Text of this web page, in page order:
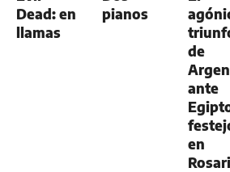
Dead: en
llamas
pianos
de
ante
en